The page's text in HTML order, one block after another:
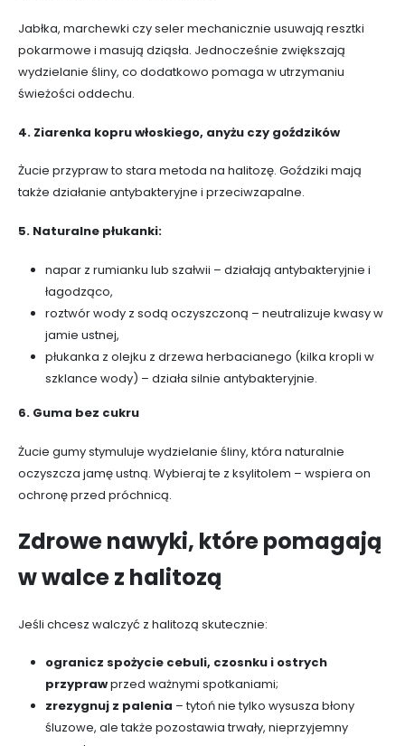
Jabłka, marchewki czy seler mechanicznie usuwają resztki
pokarmowe i masują dziąsła. Jednocześnie zwiększają
wydzielanie śliny, co dodatkowo pomaga w utrzymaniu
świeżości oddechu.
4. Ziarenka kopru włoskiego, anyżu czy goździków
Żucie przypraw to stara metoda na halitozę. Goździki mają
także działanie antybakteryjne i przeciwzapalne.
5. Naturalne płukanki:
napar z rumianku lub szałwii – działają antybakteryjnie i
łagodząco,
roztwór wody z sodą oczyszczoną – neutralizuje kwasy w
jamie ustnej,
płukanka z olejku z drzewa herbacianego (kilka kropli w
szklance wody) – działa silnie antybakteryjnie.
6. Guma bez cukru
Żucie gumy stymuluje wydzielanie śliny, która naturalnie
oczyszcza jamę ustną. Wybieraj te z ksylitolem – wspiera on
ochronę przed próchnicą.
Zdrowe nawyki, które pomagają
w walce z halitozą
Jeśli chcesz walczyć z halitozą skutecznie:
ogranicz spożycie cebuli, czosnku i ostrych
przyprawprzed ważnymi spotkaniami;
zrezygnuj z palenia – tytoń nie tylko wysusza błony
śluzowe, ale także pozostawia trwały, nieprzyjemny